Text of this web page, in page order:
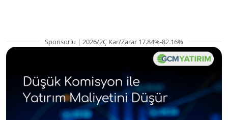
Sponsorlu | 2026/2Ç Kar/Zarar 17.84%-82.16%